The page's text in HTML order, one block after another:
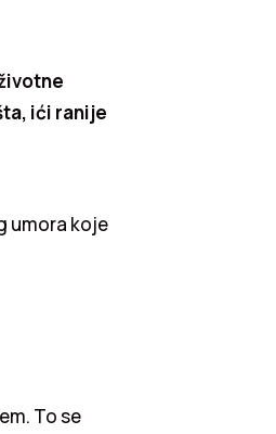
ići ranije
umora koje
To se